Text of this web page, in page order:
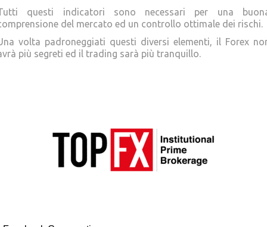
questi indicatori sono necessari per una
del mercato ed un controllo ottimale dei rischi.
volta padroneggiati questi diversi elementi, il Forex
più segreti ed il trading sarà più tranquillo.